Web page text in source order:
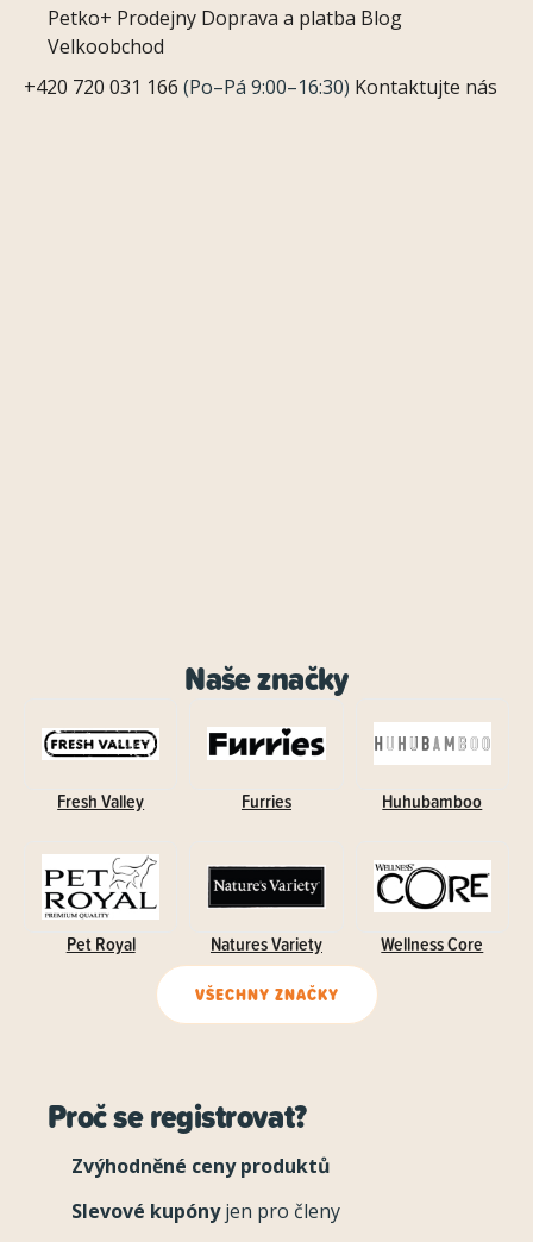
Petko+ Prodejny Doprava a platba Blog
Velkoobchod
+420 720 031 166 (Po–Pá 9:00–16:30) Kontaktujte nás
Naše značky
Fresh Valley Furries Huhubamboo
Pet Royal Natures Variety Wellness Core
VŠECHNY ZNAČKY
Proč se registrovat?
Zvýhodněné ceny produktů
Slevové kupónyjen pro členy